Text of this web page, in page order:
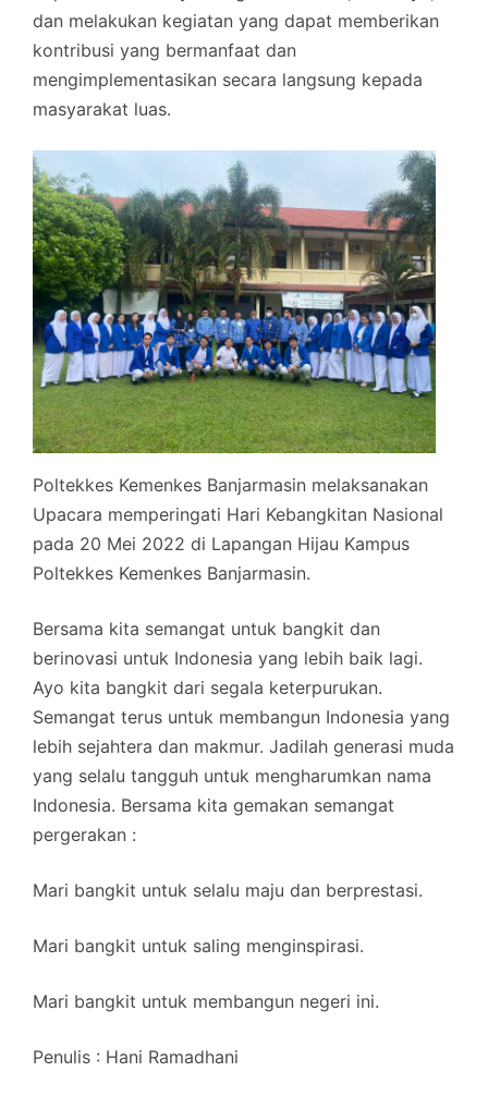
dan melakukan kegiatan yang dapat memberikan
kontribusi yang bermanfaat dan
mengimplementasikan secara langsung kepada
masyarakat luas.
Poltekkes Kemenkes Banjarmasin melaksanakan
Upacara memperingati Hari Kebangkitan Nasional
pada 20 Mei 2022 di Lapangan Hijau Kampus
Poltekkes Kemenkes Banjarmasin.
Bersama kita semangat untuk bangkit dan
berinovasi untuk Indonesia yang lebih baik lagi.
Ayo kita bangkit dari segala keterpurukan.
Semangat terus untuk membangun Indonesia yang
lebih sejahtera dan makmur. Jadilah generasi muda
yang selalu tangguh untuk mengharumkan nama
Indonesia. Bersama kita gemakan semangat
pergerakan :
Mari bangkit untuk selalu maju dan berprestasi.
Mari bangkit untuk saling menginspirasi.
Mari bangkit untuk membangun negeri ini.
Penulis : Hani Ramadhani